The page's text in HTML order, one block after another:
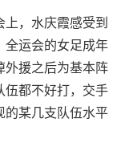
，水庆霞感受到
全运会的女足成年
外援之后为基本阵
伍都不好打，交手
的某几支队伍水平